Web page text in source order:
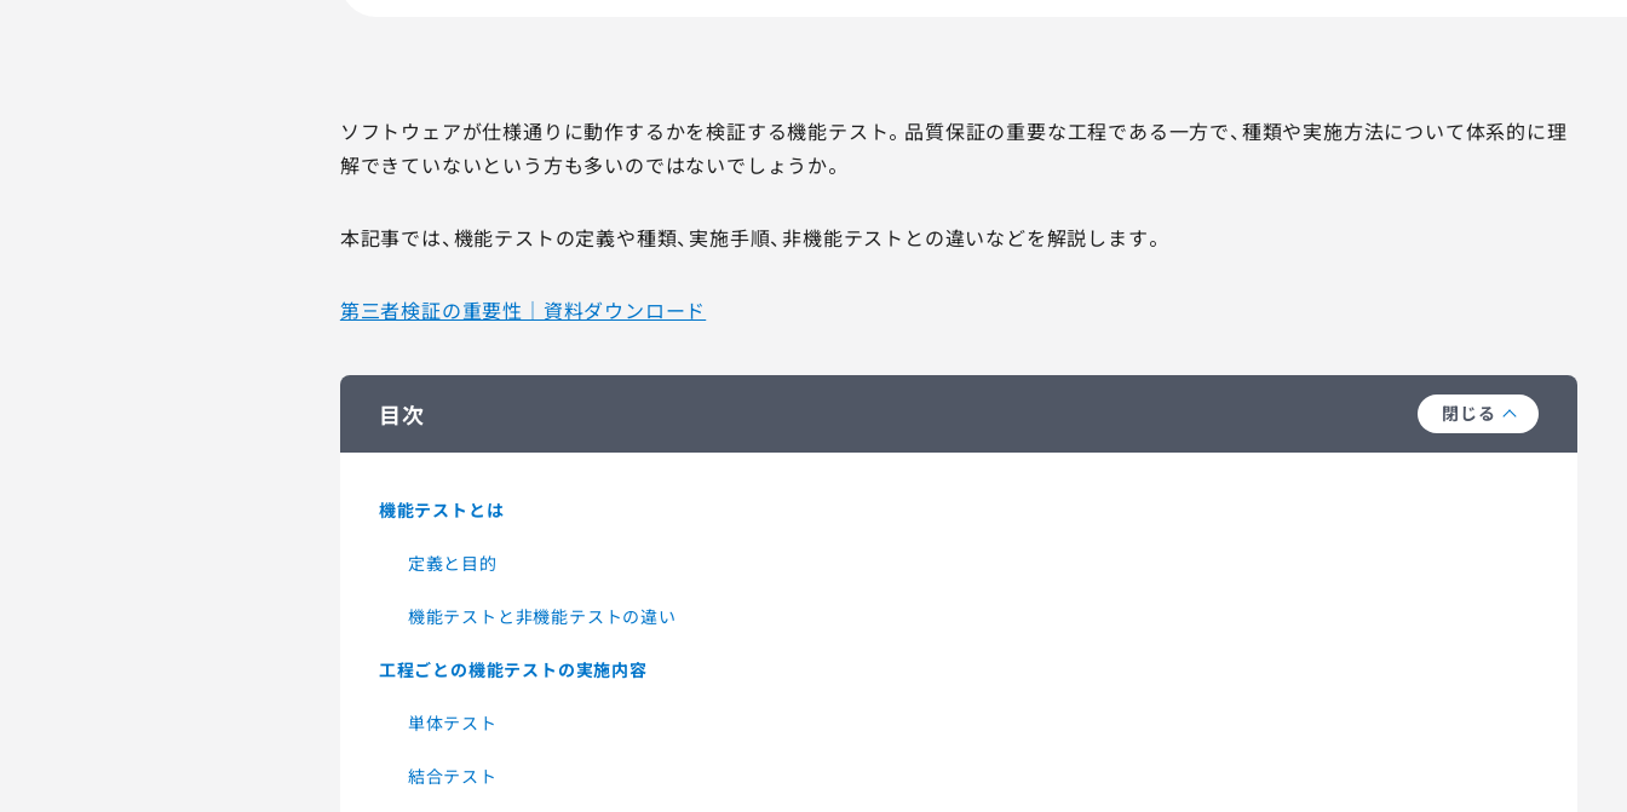
ソフトウェアが仕様通りに動作するかを検証する機能テスト。品質保証の重要な工程である一方で、種類や実施方法について体系的に理
解できていないという方も多いのではないでしょうか。
本記事では、機能テストの定義や種類、実施手順、非機能テストとの違いなどを解説します。
第三者検証の重要性｜資料ダウンロード
目次 閉じる
機能テストとは
定義と目的
機能テストと非機能テストの違い
工程ごとの機能テストの実施内容
単体テスト
結合テスト